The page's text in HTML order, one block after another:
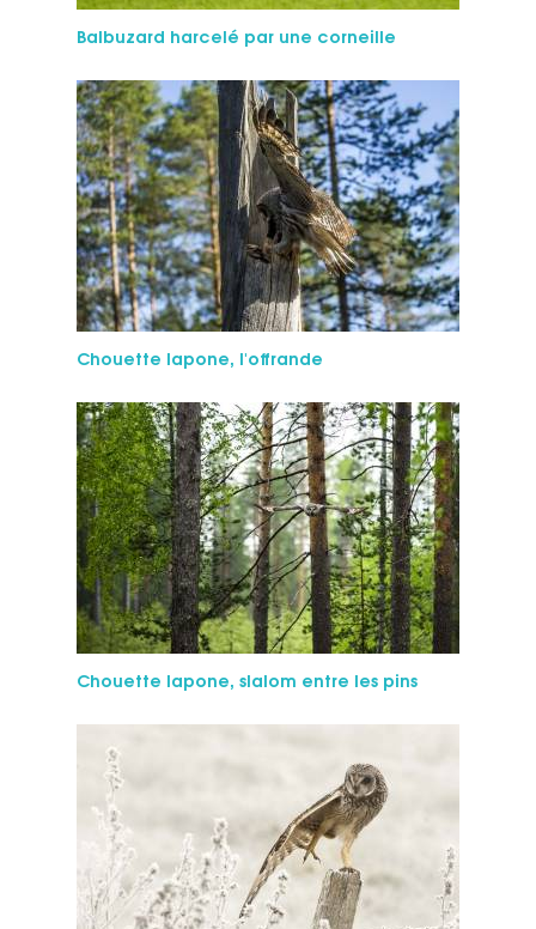
Balbuzard harcelé par une corneille
Chouette lapone, l'offrande
Chouette lapone, slalom entre les pins